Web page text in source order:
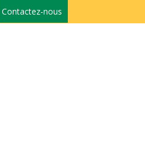
Contactez-nous